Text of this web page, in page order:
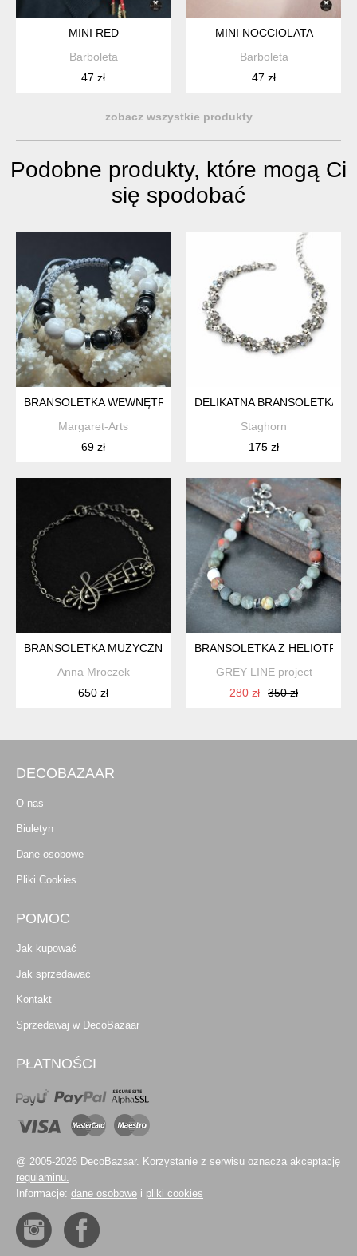
MINI RED
Barboleta
47 zł
MINI NOCCIOLATA
Barboleta
47 zł
zobacz wszystkie produkty
Podobne produkty, które mogą Ci
się spodobać
BRANSOLETKA WEWNĘTRZNEJ MOCY - BRONZYT, KAMIEŃ
Margaret-Arts
69 zł
DELIKATNA BRANSOLETKA
Staghorn
175 zł
BRANSOLETKA MUZYCZNA III
Anna Mroczek
650 zł
BRANSOLETKA Z
GREY LINE project
280 zł
350 zł
DECOBAZAAR
O nas
Biuletyn
Dane osobowe
Pliki Cookies
POMOC
Jak kupować
Jak sprzedawać
Kontakt
Sprzedawaj w DecoBazaar
PŁATNOŚCI
@ 2005-2026 DecoBazaar. Korzystanie z serwisu oznacza akceptację
regulaminu.
Informacje: dane osobowe i pliki cookies